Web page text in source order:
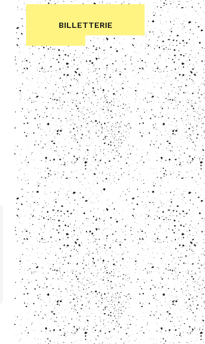
BILLETTERIE